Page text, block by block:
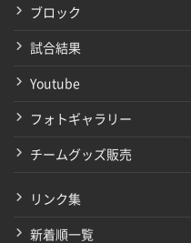
ブロック
試合結果
Youtube
フォトギャラリー
チームグッズ販売
リンク集
新着順一覧